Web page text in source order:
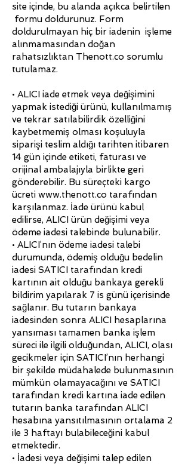
site içinde, bu alanda açıkca belirtilen
formu doldurunuz. Form
doldurulmayan hiç bir iadenin işleme
alınmamasından doğan
rahatsızlıktan Thenott.co sorumlu
tutulamaz.
• ALICI iade etmek veya değişimini
yapmak istediği ürünü, kullanılmamış
ve tekrar satılabilirdik özelliğini
kaybetmemiş olması koşuluyla
siparişi teslim aldığı tarihten itibaren
14 gün içinde etiketi, faturası ve
orijinal ambalajıyla birlikte geri
gönderebilir. Bu süreçteki kargo
ücreti www.thenott.co tarafından
karşılanmaz. İade ürünü kabul
edilirse, ALICI ürün değişimi veya
ödeme iadesi talebinde bulunabilir.
• ALICI’nın ödeme iadesi talebi
durumunda, ödemiş olduğu bedelin
iadesi SATICI tarafından kredi
kartının ait olduğu bankaya gerekli
bildirim yapılarak 7 is günü içerisinde
sağlanır. Bu tutarın bankaya
iadesinden sonra ALICI hesaplarına
yansıması tamamen banka işlem
süreci ile ilgili olduğundan, ALICI, olası
gecikmeler için SATICI’nın herhangi
bir şekilde müdahalede bulunmasının
mümkün olamayacağını ve SATICI
tarafından kredi kartına iade edilen
tutarın banka tarafından ALICI
hesabına yansıtılmasının ortalama 2
ile 3 haftayı bulabileceğini kabul
etmektedir.
• İadesi veya değişimi talep edilen